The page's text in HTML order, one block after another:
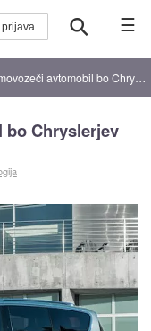
☰
avtomobil bo Chryslerjev enoprostorec
bo Chryslerjev